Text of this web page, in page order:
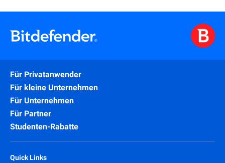
Für Privatanwender
Für kleine Unternehmen
Für Unternehmen
Für Partner
Studenten-Rabatte
Quick Links